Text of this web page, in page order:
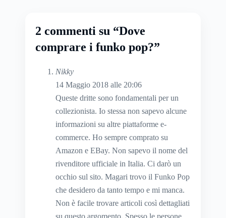
2 commenti su “Dove
comprare i funko pop?”
Nikky
14 Maggio 2018 alle 20:06
Queste dritte sono fondamentali per un
collezionista. Io stessa non sapevo alcune
informazioni su altre piattaforme e-
commerce. Ho sempre comprato su
Amazon e EBay. Non sapevo il nome del
rivenditore ufficiale in Italia. Ci darò un
occhio sul sito. Magari trovo il Funko Pop
che desidero da tanto tempo e mi manca.
Non è facile trovare articoli così dettagliati